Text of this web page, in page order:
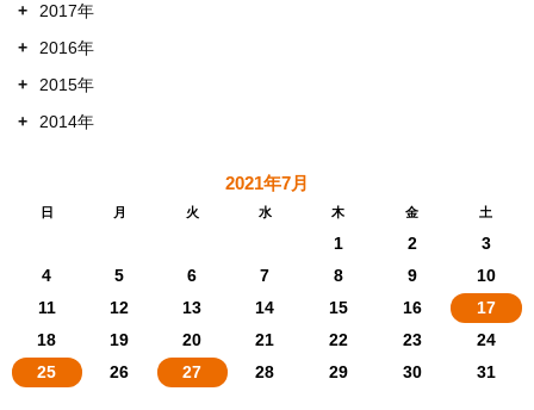
+
2017年
+
2016年
+
2015年
+
2014年
2021年7月
日 月 火 水 木 金 土
1 2
3
4
5 6 7 8 9
10
11
12 13 14 15 16
17
18
19 20 21 22 23
24
25
26 27 28 29 30 31